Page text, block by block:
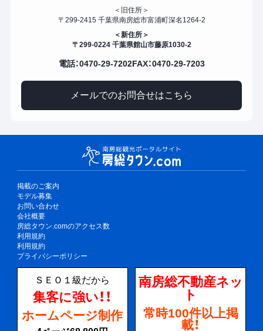
＜旧住所＞
〒299-2415 千葉県南房総市富浦町深名1264-2
＜新住所＞
〒299-0224 千葉県館山市藤原1030-2
電話：0470-29-7202FAX：0470-29-7203
メールでのお問合せはこちら
掲載のご案内
モデル募集
お問い合わせ
会社概要
房総タウン.comのアクセス数
利用規約
利用規約
プライバシーポリシー
ＳＥＯ１級だから
集客に強い！！
ホームページ制作
南房総不動産ネッ
ト
常時100件以上掲
載！